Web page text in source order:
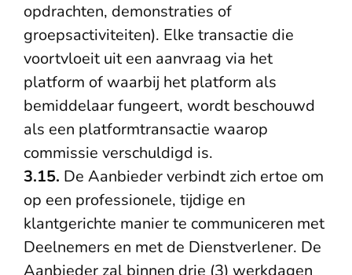
opdrachten, demonstraties of
groepsactiviteiten). Elke transactie die
voortvloeit uit een aanvraag via het
platform of waarbij het platform als
bemiddelaar fungeert, wordt beschouwd
als een platformtransactie waarop
commissie verschuldigd is.
3.15. De Aanbieder verbindt zich ertoe om
op een professionele, tijdige en
klantgerichte manier te communiceren met
Deelnemers en met de Dienstverlener. De
Aanbieder zal binnen drie (3) werkdagen